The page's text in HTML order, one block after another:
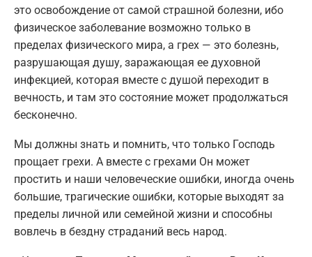
это освобождение от самой страшной болезни, ибо
физическое заболевание возможно только в
пределах физического мира, а грех — это болезнь,
разрушающая душу, заражающая ее духовной
инфекцией, которая вместе с душой переходит в
вечность, и там это состояние может продолжаться
бесконечно.
Мы должны знать и помнить, что только Господь
прощает грехи. А вместе с грехами Он может
простить и наши человеческие ошибки, иногда очень
большие, трагические ошибки, которые выходят за
пределы личной или семейной жизни и способны
вовлечь в бездну страданий весь народ.